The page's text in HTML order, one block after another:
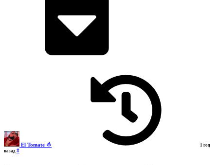
El Tomate 🍅
1 год
назад #